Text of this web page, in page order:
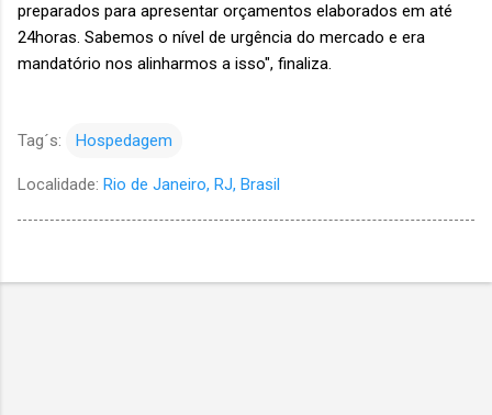
preparados para apresentar orçamentos elaborados em até
24horas. Sabemos o nível de urgência do mercado e era
mandatório nos alinharmos a isso", finaliza.
Tag´s: Hospedagem
Localidade: Rio de Janeiro, RJ, Brasil